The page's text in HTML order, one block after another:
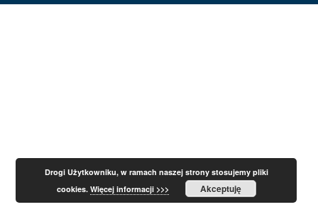
Drogi Użytkowniku, w ramach naszej strony stosujemy pliki
cookies. Więcej informacji >>> Akceptuję